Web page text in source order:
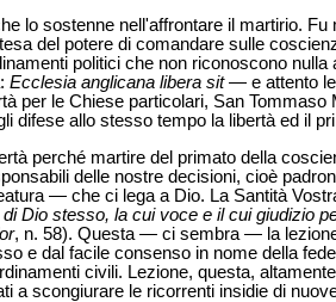
lo sostenne nell'affrontare il martirio.
del potere di comandare sulle
politici che non riconoscono
Ecclesia anglicana libera sit— e attento
per le Chiese particolari, San
difese allo stesso tempo la libertà ed il
perché martire del primato della
delle nostre decisioni, cioè
— che ci lega a Dio. La Santità
Dio stesso, la cui voce e il cui giudizio
, n. 58). Questa — ci sembra — la
e dal facile consenso in nome della
civili. Lezione, questa,
a scongiurare le ricorrenti insidie di